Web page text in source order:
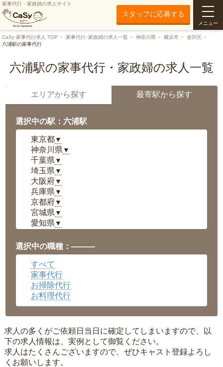
家事代行・家政婦の求人サイト
スタッフに応募する
メニュー
CaSy 家事代行求人 TOP 家事代行･家政婦の求人一覧 神奈川県 横浜市
金沢区
六浦駅の家事代行
六浦駅の家事代行・家政婦の求人一覧
エリアから探す 最寄駅から探す
選択中の駅：六浦駅
東京都▼
神奈川県 ▼
千葉県 ▼
埼玉県 ▼
大阪府▼
兵庫県 ▼
京都府▼
宮城県 ▼
愛知県 ▼
岡山県▼
広島県▼
沖縄県
選択中の職種：———
すべて
家事代行
お掃除代行
お料理代行
求人の多くがご依頼日当日に確定してしまいますので、以
下の求人情報は、実例として御覧ください。
求人はたくさんございますので、ぜひキャスト登録よろし
くお願いします。